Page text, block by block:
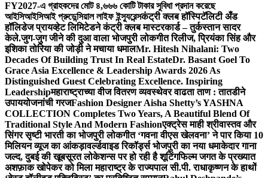
FY2027-এ গ্রাহকদের মোট ৪,৬৬৬ কোটি টাকার সুবিধা প্রদান করেছে
আইসিআইসিআই প্রুডেন্সিয়াল লাইফ ইন্স্যুরেন্সकंट्री क्लब हॉस्पिटॅलिटी अँड
हॉलिडेज प्रायव्हेट लिमिटेडने कंट्री क्लब मास्टरकार्ड – तुर्कस्तान सादर
केले.जुग-जुग जीने की दुआ वाला भोजपुरी लोकगीत रिलीज, प्रियंका सिंह और
इशिका तोरिया की जोड़ी ने मचाया धमालMr. Hitesh Nihalani: Two
Decades Of Building Trust In Real EstateDr. Basant Goel To
Grace Asia Excellence & Leadership Awards 2026 As
Distinguished Guest Celebrating Excellence. Inspiring
Leadershipमहाराष्ट्राच्या वीज वितरण व्यवस्थेवर वाढता ताण : तातडीने
उपाययोजनांची गरजFashion Designer Aisha Shetty’s YASHNA
COLLECTION Completes Two Years, A Beautiful Blend Of
Traditional Style And Modern Fashionएक्ट्रेस माही श्रीवास्तव और
सिंगर सृष्टी भारती का भोजपुरी लोकगीत ‘गवना वीएस खेलवना’ ने पार किया 10
मिलियन व्यूज का आंकड़ावर्ल्डवाइड रिकॉर्ड्स भोजपुरी का नया धमाकेदार गाना
जल्द, दुबई की खूबसूरत लोकेशन्स पर हो रही है शूटिंगफिल्म जगत के प्रख्यात
अशफ़ाक खोपेकर को मिला महाराष्ट्र के राज्यपाल सी.पी. राधाकृष्णन के हाथों